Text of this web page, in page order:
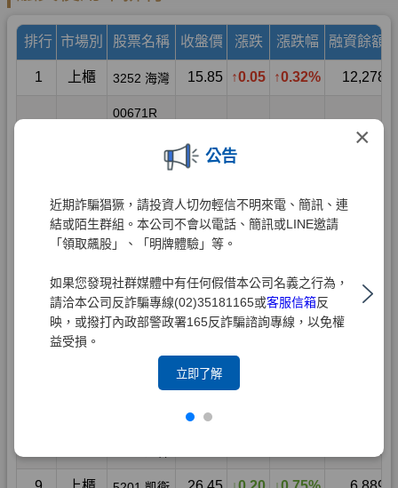
×
公告
近期詐騙猖獗，請投資人切勿輕信不明來電、簡訊、連
結或陌生群組。本公司不會以電話、簡訊或LINE邀請
「領取飆股」、「明牌體驗」等。
如果您發現社群媒體中有任何假借本公司名義之行為，
請洽本公司反詐騙專線(02)35181165或客服信箱反
映，或撥打內政部警政署165反詐騙諮詢專線，以免權
益受損。
立即了解